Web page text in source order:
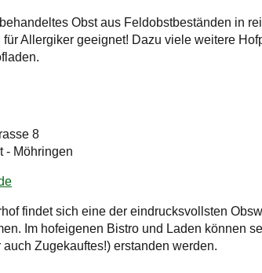
Obst aus Feldobstbeständen in
Allergiker geeignet! Dazu viele weitere
8
- Möhringen
findet sich eine der eindrucksvollsten
Im hofeigenen Bistro und Laden können
auch Zugekauftes!) erstanden werden.